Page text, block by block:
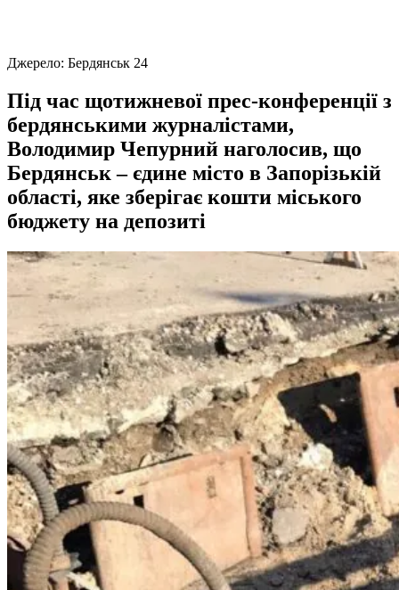
Джерело: Бердянськ 24
Під час щотижневої прес-конференції з
бердянськими журналістами,
Володимир Чепурний наголосив, що
Бердянськ – єдине місто в Запорізькій
області, яке зберігає кошти міського
бюджету на депозиті